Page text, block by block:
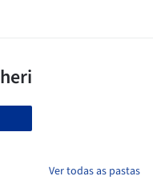
Ver todas as pastas